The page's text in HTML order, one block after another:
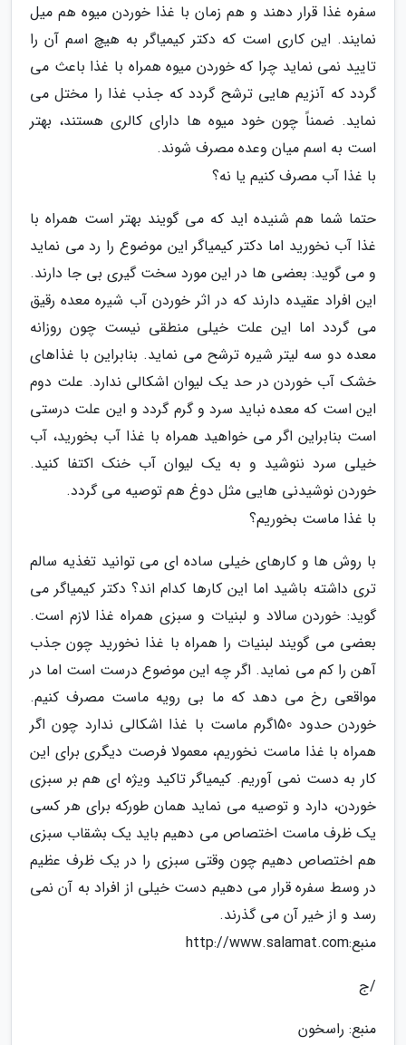
سفره غذا قرار دهند و هم زمان با غذا خوردن میوه هم میل
نمایند. این کاری است که دکتر کیمیاگر به هیچ اسم آن را
تایید نمی نماید چرا که خوردن میوه همراه با غذا باعث می
گردد که آنزیم هایی ترشح گردد که جذب غذا را مختل می
نماید. ضمناً چون خود میوه ها دارای کالری هستند، بهتر
است به اسم میان وعده مصرف شوند.
با غذا آب مصرف کنیم یا نه؟
حتما شما هم شنیده اید که می گویند بهتر است همراه با
غذا آب نخورید اما دکتر کیمیاگر این موضوع را رد می نماید
و می گوید: بعضی ها در این مورد سخت گیری بی جا دارند.
این افراد عقیده دارند که در اثر خوردن آب شیره معده رقیق
می گردد اما این علت خیلی منطقی نیست چون روزانه
معده دو سه لیتر شیره ترشح می نماید. بنابراین با غذاهای
خشک آب خوردن در حد یک لیوان اشکالی ندارد. علت دوم
این است که معده نباید سرد و گرم گردد و این علت درستی
است بنابراین اگر می خواهید همراه با غذا آب بخورید، آب
خیلی سرد ننوشید و به یک لیوان آب خنک اکتفا کنید.
خوردن نوشیدنی هایی مثل دوغ هم توصیه می گردد.
با غذا ماست بخوریم؟
با روش ها و کارهای خیلی ساده ای می توانید تغذیه سالم
تری داشته باشید اما این کارها کدام اند؟ دکتر کیمیاگر می
گوید: خوردن سالاد و لبنیات و سبزی همراه غذا لازم است.
بعضی می گویند لبنیات را همراه با غذا نخورید چون جذب
آهن را کم می نماید. اگر چه این موضوع درست است اما در
مواقعی رخ می دهد که ما بی رویه ماست مصرف کنیم.
خوردن حدود 150گرم ماست با غذا اشکالی ندارد چون اگر
همراه با غذا ماست نخوریم، معمولا فرصت دیگری برای این
کار به دست نمی آوریم. کیمیاگر تاکید ویژه ای هم بر سبزی
خوردن، دارد و توصیه می نماید همان طورکه برای هر کسی
یک ظرف ماست اختصاص می دهیم باید یک بشقاب سبزی
هم اختصاص دهیم چون وقتی سبزی را در یک ظرف عظیم
در وسط سفره قرار می دهیم دست خیلی از افراد به آن نمی
رسد و از خیر آن می گذرند.
منبع:http://www.salamat.com
/ج
منبع: راسخون